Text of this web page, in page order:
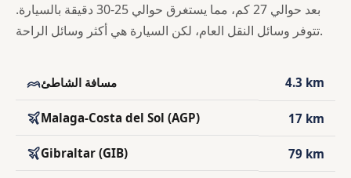
بعد حوالي 27 كم، مما يستغرق حوالي 25-30 دقيقة بالسيارة.
تتوفر وسائل النقل العام، لكن السيارة هي أكثر وسائل الراحة.
مسافة الشاطئ 4.3 km
Malaga-Costa del Sol (AGP) 17 km
Gibraltar (GIB) 79 km